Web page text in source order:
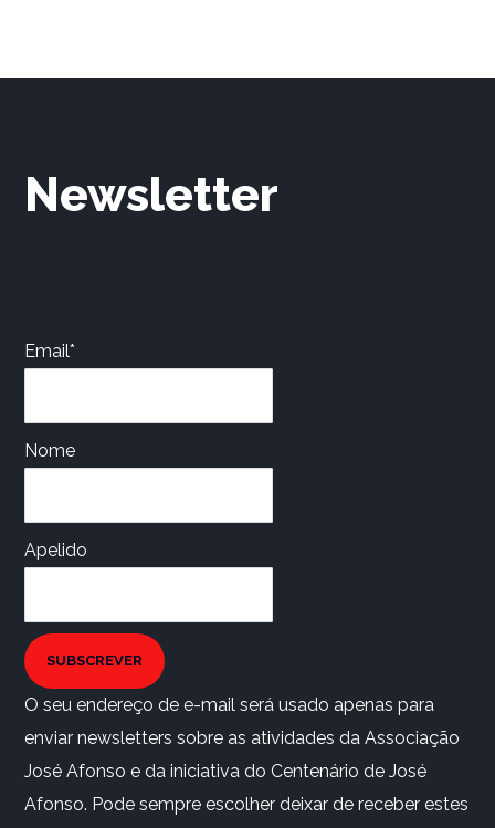
Newsletter
Email*
Nome
Apelido
SUBSCREVER
O seu endereço de e-mail será usado apenas para
enviar newsletters sobre as atividades da Associação
José Afonso e da iniciativa do Centenário de José
Afonso. Pode sempre escolher deixar de receber estes